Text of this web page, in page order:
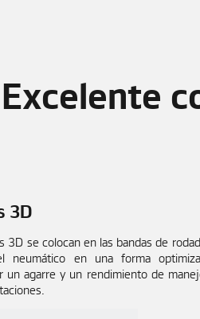
Excelente
3D
3D se colocan en las bandas de
neumático en una forma
un agarre y un rendimiento de